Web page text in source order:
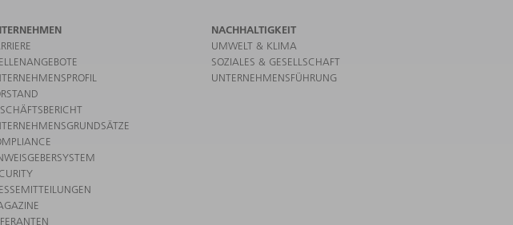
NACHHALTIGKEIT
UMWELT & KLIMA
SOZIALES & GESELLSCHAFT
UNTERNEHMENSFÜHRUNG